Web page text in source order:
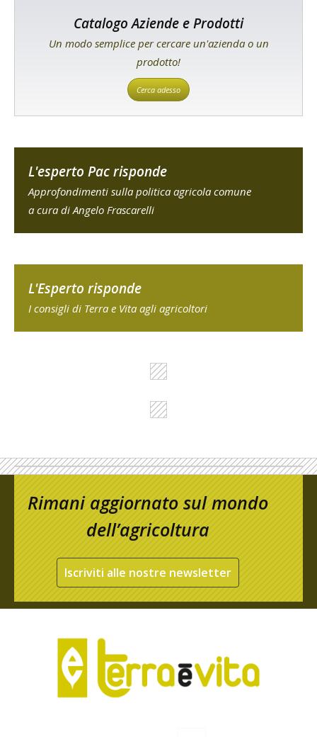
Catalogo Aziende e Prodotti
Un modo semplice per cercare un'azienda o un
prodotto!
Cerca adesso
L'esperto Pac risponde
Approfondimenti sulla politica agricola comune
a cura di Angelo Frascarelli
L'Esperto risponde
I consigli di Terra e Vita agli agricoltori
Rimani aggiornato sul mondo
dell’agricoltura
Iscriviti alle nostre newsletter